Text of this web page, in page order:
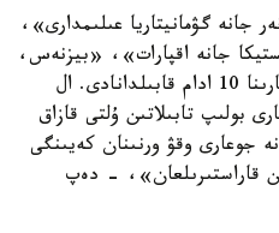
جانە گۋمانيتاريا عىلىمدارى»،
جانە اقپارات»، «بيزنەس،
باسقارۋ جانە قۇقىق» ماماندىقتارىنا 10 ادام قابىلدانادى. ال
بولىپ تابىلاتىن ۇلتى قازاق
جوعارى وقۋ ورنىنان كەيىنگى
بەرۋ ۇيىمدارىندا 20 ورىن قاراستىرىلعان»، - دەپ